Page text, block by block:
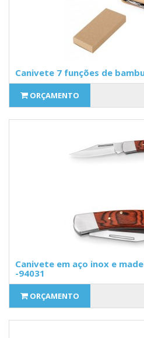
Canivete 7 funções de
ORÇAMENTO
Canivete em aço inox e
-94031
ORÇAMENTO